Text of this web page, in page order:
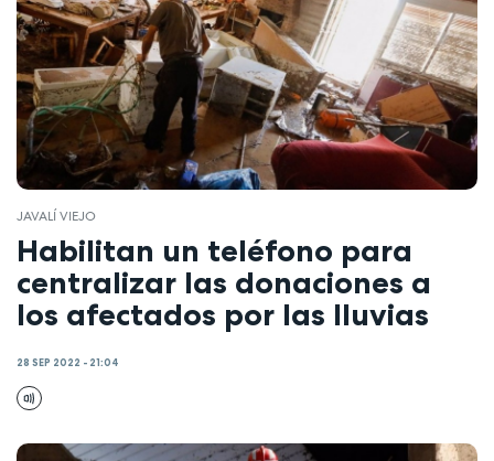
JAVALÍ VIEJO
Habilitan un teléfono para
centralizar las donaciones a
los afectados por las lluvias
28 SEP 2022 - 21:04